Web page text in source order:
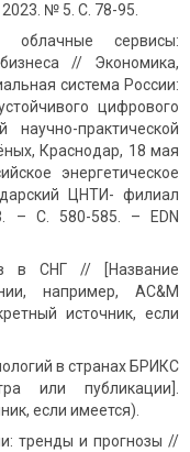
№ 5. С. 78-95.
сервисы:
// Экономика,
система России:
цифрового
практической
Краснодар, 18 мая
энергетическое
ЦНТИ- филиал
– С. 580-585. – EDN
в СНГ // [Название
например, AC&M
источник, если
в странах БРИКС
или публикации].
если имеется).
тренды и прогнозы //